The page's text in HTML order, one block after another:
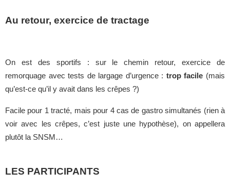
Au retour, exercice de tractage
On est des sportifs : sur le chemin retour, exercice de
remorquage avec tests de largage d’urgence : trop facile (mais
qu’est-ce qu’il y avait dans les crêpes ?)
Facile pour 1 tracté, mais pour 4 cas de gastro simultanés (rien à
voir avec les crêpes, c’est juste une hypothèse), on appellera
plutôt la SNSM…
LES PARTICIPANTS